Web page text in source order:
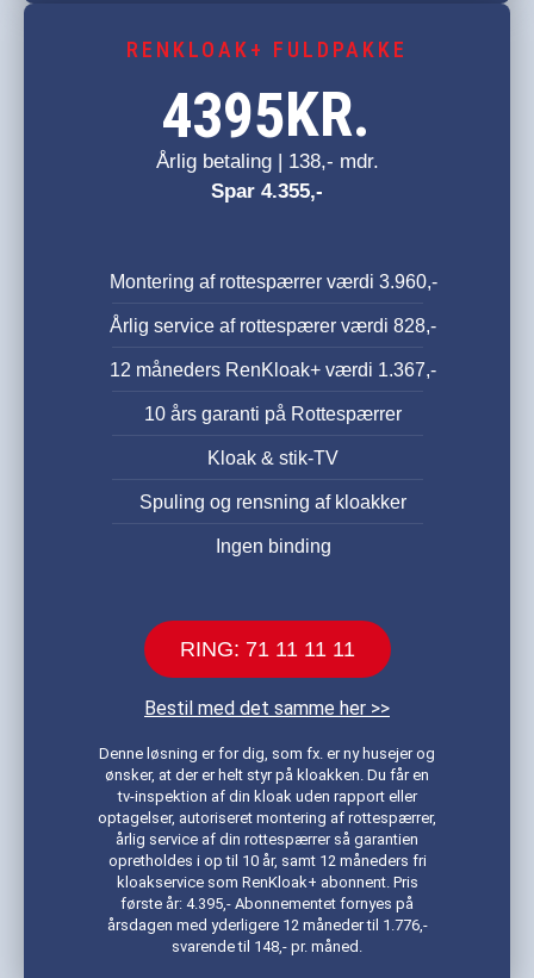
RENKLOAK+ FULDPAKKE
4395KR.
Årlig betaling | 138,- mdr.
Spar 4.355,-
Montering af rottespærrer værdi 3.960,-
Årlig service af rottespærer værdi 828,-
12 måneders RenKloak+ værdi 1.367,-
10 års garanti på Rottespærrer
Kloak & stik-TV
Spuling og rensning af kloakker
Ingen binding
RING: 71 11 11 11
Bestil med det samme her >>
Denne løsning er for dig, som fx. er ny husejer og
ønsker, at der er helt styr på kloakken. Du får en
tv-inspektion af din kloak uden rapport eller
optagelser, autoriseret montering af rottespærrer,
årlig service af din rottespærrer så garantien
opretholdes i op til 10 år, samt 12 måneders fri
kloakservice som RenKloak+ abonnent. Pris
første år: 4.395,- Abonnementet fornyes på
årsdagen med yderligere 12 måneder til 1.776,-
svarende til 148,- pr. måned.